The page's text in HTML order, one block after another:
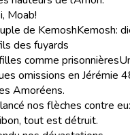
Moab!
de KemoshKemosh:
des fuyards
comme prisonnières
omissions en Jérémie
Amoréens.
nos flèches contre
tout est détruit.